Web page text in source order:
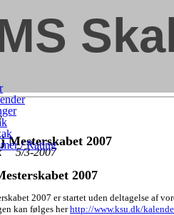
/ Rating
Mesterskabet 2007
5/3-2007
2007
2007 er startet uden deltagelse af
kan følges herhttp://www.ksu.dk/